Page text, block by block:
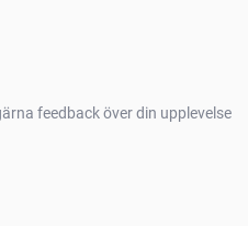
feedback över din upplevelse